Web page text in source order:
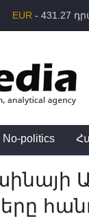
EUR - 431.27
No-politics